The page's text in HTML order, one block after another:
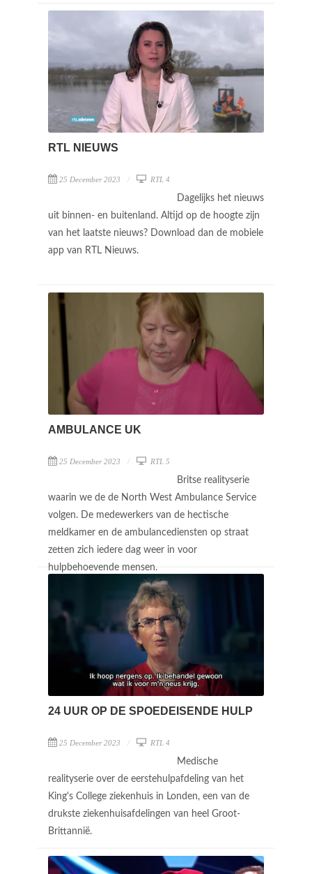
RTL NIEUWS
25 December 2023 RTL 4
Dagelijks het nieuws
uit binnen- en buitenland. Altijd op de hoogte zijn
van het laatste nieuws? Download dan de mobiele
app van RTL Nieuws.
AMBULANCE UK
25 December 2023 RTL 5
Britse realityserie
waarin we de de North West Ambulance Service
volgen. De medewerkers van de hectische
meldkamer en de ambulancediensten op straat
zetten zich iedere dag weer in voor
hulpbehoevende mensen.
24 UUR OP DE SPOEDEISENDE HULP
25 December 2023 RTL 4
Medische
realityserie over de eerstehulpafdeling van het
King's College ziekenhuis in Londen, een van de
drukste ziekenhuisafdelingen van heel Groot-
Brittannië.